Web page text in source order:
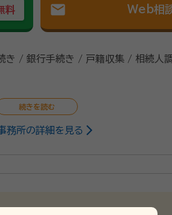
料 mail Web相
き / 銀行手続き / 戸籍収集 / 相続人
務所の詳細を見る